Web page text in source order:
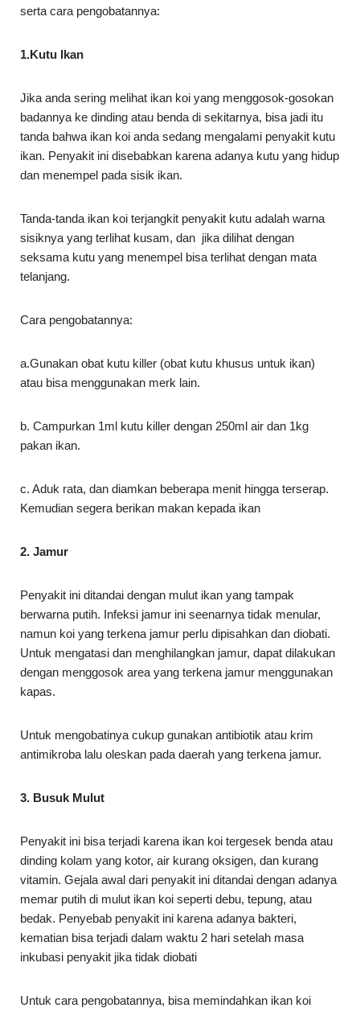
serta cara pengobatannya:
1.Kutu Ikan
Jika anda sering melihat ikan koi yang menggosok-gosokan
badannya ke dinding atau benda di sekitarnya, bisa jadi itu
tanda bahwa ikan koi anda sedang mengalami penyakit kutu
ikan. Penyakit ini disebabkan karena adanya kutu yang hidup
dan menempel pada sisik ikan.
Tanda-tanda ikan koi terjangkit penyakit kutu adalah warna
sisiknya yang terlihat kusam, dan jika dilihat dengan
seksama kutu yang menempel bisa terlihat dengan mata
telanjang.
Cara pengobatannya:
a.Gunakan obat kutu killer (obat kutu khusus untuk ikan)
atau bisa menggunakan merk lain.
b. Campurkan 1ml kutu killer dengan 250ml air dan 1kg
pakan ikan.
c. Aduk rata, dan diamkan beberapa menit hingga terserap.
Kemudian segera berikan makan kepada ikan
2. Jamur
Penyakit ini ditandai dengan mulut ikan yang tampak
berwarna putih. Infeksi jamur ini seenarnya tidak menular,
namun koi yang terkena jamur perlu dipisahkan dan diobati.
Untuk mengatasi dan menghilangkan jamur, dapat dilakukan
dengan menggosok area yang terkena jamur menggunakan
kapas.
Untuk mengobatinya cukup gunakan antibiotik atau krim
antimikroba lalu oleskan pada daerah yang terkena jamur.
3. Busuk Mulut
Penyakit ini bisa terjadi karena ikan koi tergesek benda atau
dinding kolam yang kotor, air kurang oksigen, dan kurang
vitamin. Gejala awal dari penyakit ini ditandai dengan adanya
memar putih di mulut ikan koi seperti debu, tepung, atau
bedak. Penyebab penyakit ini karena adanya bakteri,
kematian bisa terjadi dalam waktu 2 hari setelah masa
inkubasi penyakit jika tidak diobati
Untuk cara pengobatannya, bisa memindahkan ikan koi